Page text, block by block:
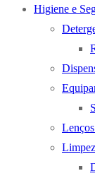
Higiene e